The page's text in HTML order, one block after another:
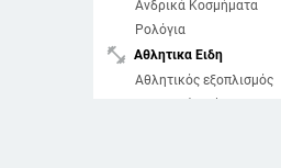
Ανδρικά Κοσμήματα
Ρολόγια
fitness_center Αθλητικα Ειδη
Αθλητικός εξοπλισμός
Αθλητικά Ρούχα